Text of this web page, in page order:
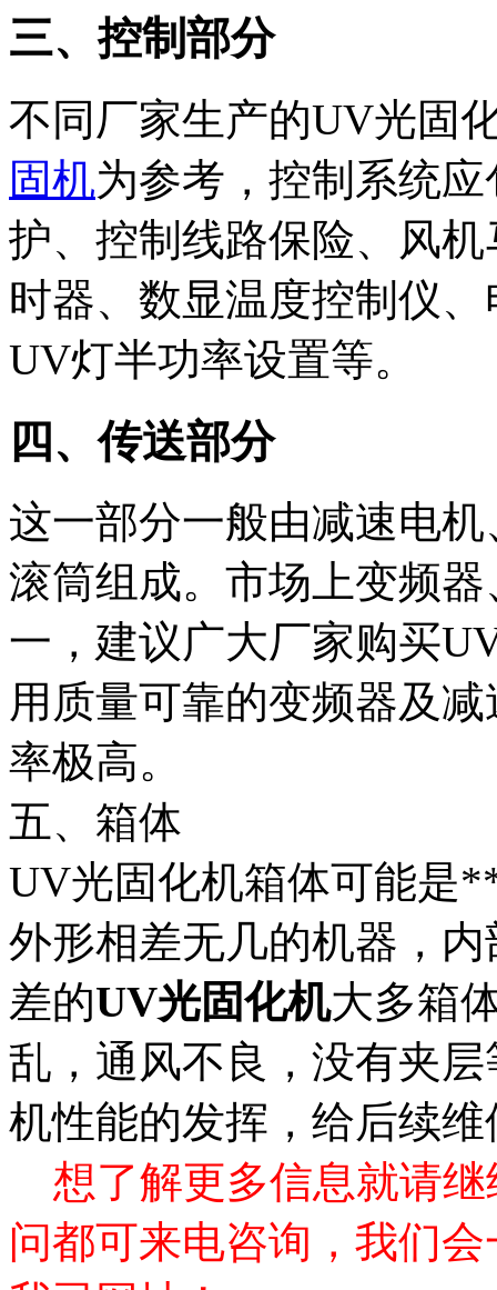
三、控制部分
不同厂家生产的UV光固
固机为参考，控制系统
护、控制线路保险、风
时器、数显温度控制仪
UV灯半功率设置等。
四、传送部分
这一部分一般由减速电
滚筒组成。市场上变频
一，建议广大厂家购买
用质量可靠的变频器及
率极高。
五、箱体
UV光固化机箱体可能是
外形相差无几的机器，
差的UV光固化机大多箱
乱，通风不良，没有夹
机性能的发挥，给后续
想了解更多信息就请继
问都可来电咨询，我们